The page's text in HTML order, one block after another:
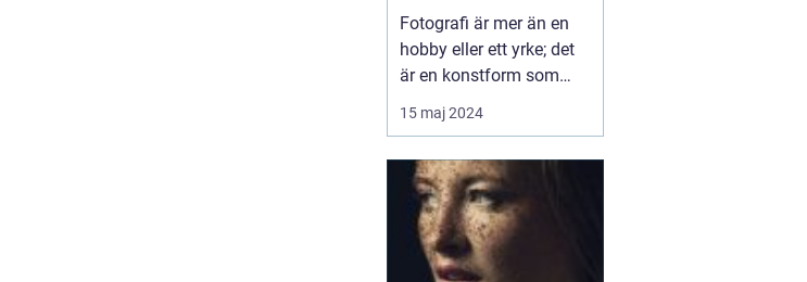
fotograf
Fotografi är mer än en
hobby eller ett yrke; det
är en konstform som
möjliggör för oss att
frysa ögonblick och
och händelser på ett sätt
som inget annat
medium kan. En skicklig
fotograf har förmågan
15 maj 2024